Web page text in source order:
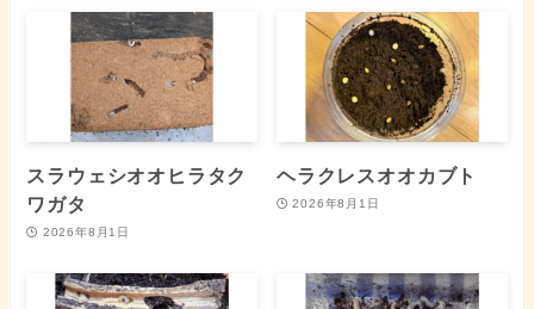
スラウェシオオヒラタク
ワガタ
2026年8月1日
ヘラクレスオオカブト
2026年8月1日